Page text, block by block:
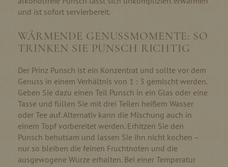
und ist sofort servierbereit.
WÄRMENDE GENUSSMOMENTE: SO
TRINKEN SIE PUNSCH RICHTIG
Der Prinz Punsch ist ein Konzentrat und sollte vor dem
Genuss in einem Verhältnis von 1 : 3 gemischt werden.
Geben Sie dazu einen Teil Punsch in ein Glas oder eine
Tasse und füllen Sie mit drei Teilen heißem Wasser
oder Tee auf. Alternativ kann die Mischung auch in
einem Topf vorbereitet werden. Erhitzen Sie den
Punsch behutsam und lassen Sie ihn nicht kochen –
nur so bleiben die feinen Fruchtnoten und die
ausgewogene Würze erhalten. Bei einer Temperatur